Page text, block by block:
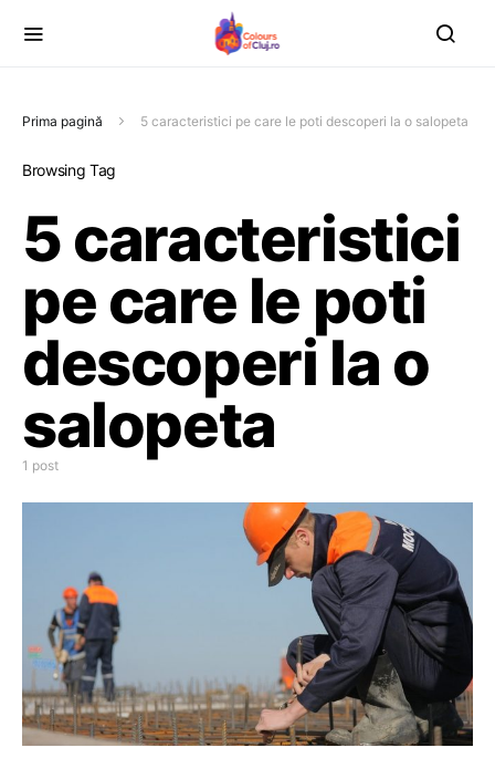
Prima pagină 5 caracteristici pe care le poti descoperi la o salopeta
Browsing Tag
5 caracteristici
pe care le poti
descoperi la o
salopeta
1 post